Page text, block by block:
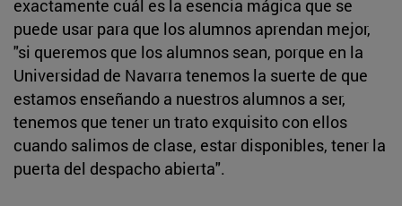
exactamente cuál es la esencia mágica que se
puede usar para que los alumnos aprendan mejor,
"si queremos que los alumnos sean, porque en la
Universidad de Navarra tenemos la suerte de que
estamos enseñando a nuestros alumnos a ser,
tenemos que tener un trato exquisito con ellos
cuando salimos de clase, estar disponibles, tener la
puerta del despacho abierta".